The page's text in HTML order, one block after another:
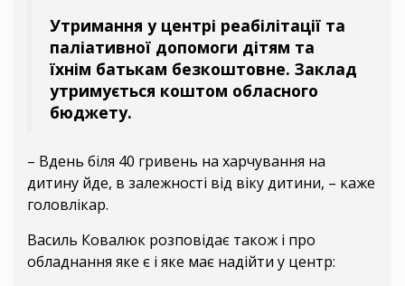
Утримання у центрі реабілітації та
паліативної допомоги дітям та
їхнім батькам безкоштовне. Заклад
утримується коштом обласного
бюджету.
– Вдень біля 40 гривень на харчування на
дитину йде, в залежності від віку дитини, – каже
головлікар.
Василь Ковалюк розповідає також і про
обладнання яке є і яке має надійти у центр: